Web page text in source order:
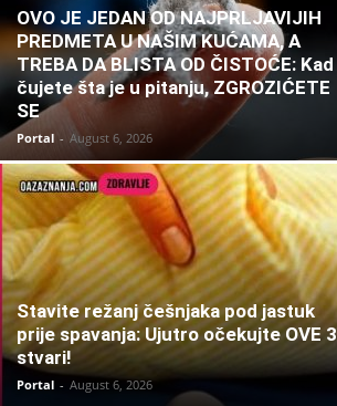
OVO JE JEDAN OD NAJPRLJAVIJIH
PREDMETA U NAŠIM KUĆAMA, A
TREBA DA BLISTA OD ČISTOĆE: Kad
čujete šta je u pitanju, ZGROZIĆETE
SE
Portal - August 6, 2026
Stavite režanj češnjaka pod jastuk
prije spavanja: Ujutro očekujte OVE 3
stvari!
Portal - August 6, 2026